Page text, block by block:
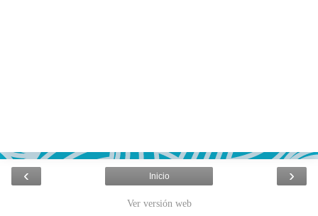
‹ ›
Inicio
Ver versión web